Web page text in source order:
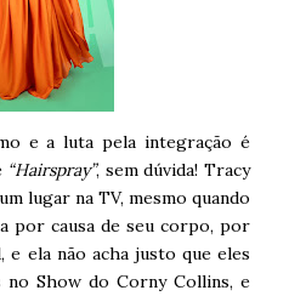
e a luta pela integração é
“Hairspray”, sem dúvida! Tracy
lugar na TV, mesmo quando
por causa de seu corpo, por
e ela não acha justo que eles
no Show do Corny Collins, e